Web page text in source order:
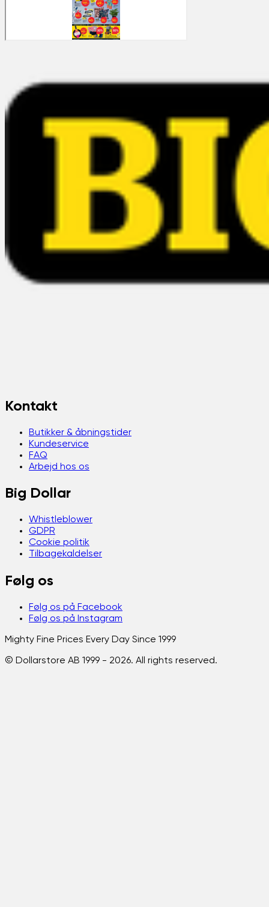
Kontakt
Butikker & åbningstider
Kundeservice
FAQ
Arbejd hos os
Big Dollar
Whistleblower
GDPR
Cookie politik
Tilbagekaldelser
Følg os
Følg os på Facebook
Følg os på Instagram
Mighty Fine Prices Every Day Since 1999
© Dollarstore AB 1999 - 2026. All rights reserved.